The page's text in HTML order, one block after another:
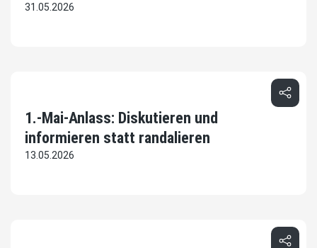
31.05.2026
1.-Mai-Anlass: Diskutieren und
informieren statt randalieren
13.05.2026